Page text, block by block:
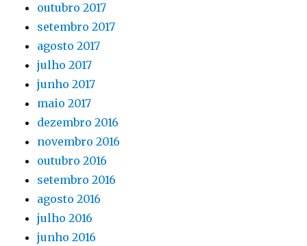
outubro 2017
setembro 2017
agosto 2017
julho 2017
junho 2017
maio 2017
dezembro 2016
novembro 2016
outubro 2016
setembro 2016
agosto 2016
julho 2016
junho 2016